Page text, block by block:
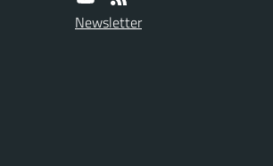
Newsletter